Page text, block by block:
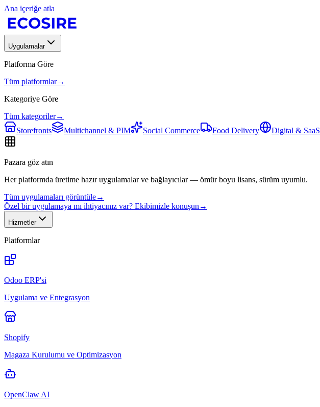
Ana içeriğe atla
Uygulamalar
Platforma Göre
Tüm platformlar→
Kategoriye Göre
Tüm kategoriler→
Storefronts
Multichannel & PIM Social Commerce Food Delivery Digital & SaaS
Pazara göz atın
Her platformda üretime hazır uygulamalar ve bağlayıcılar — ömür boyu lisans, sürüm uyumlu.
Tüm uygulamaları görüntüle→
Özel bir uygulamaya mı ihtiyacınız var? Ekibimizle konuşun →
Hizmetler
Platformlar
Odoo ERP'si
Uygulama ve Entegrasyon
Shopify
Magaza Kurulumu ve Optimizasyon
OpenClaw AI